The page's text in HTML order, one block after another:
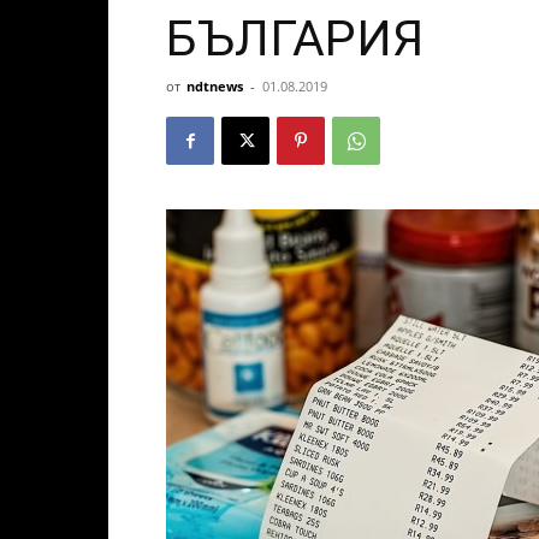
БЪЛГАРИЯ
от ndtnews - 01.08.2019